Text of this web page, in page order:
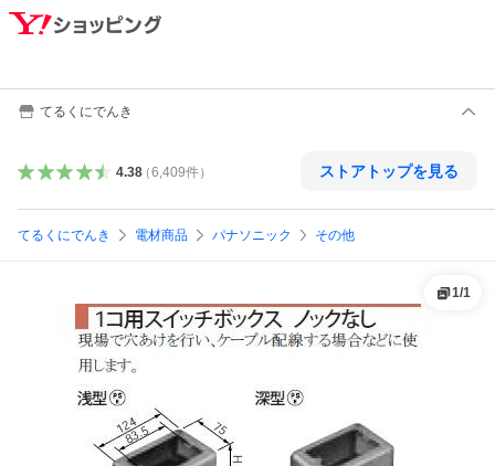
てるくにでんき
4.38（6,409件） ストアトップを見る
てるくにでんき 電材商品 パナソニック その他
1/1